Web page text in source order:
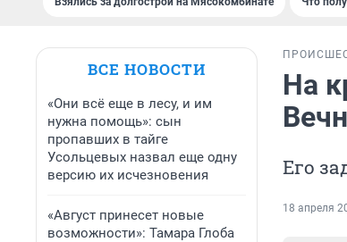
ВСЕ НОВОСТИ
«Они всё еще в лесу, и им
нужна помощь»: сын
пропавших в тайге
Усольцевых назвал еще одну
версию их исчезновения
«Август принесет новые
возможности»: Тамара Глоба
На
Его
18 апреля